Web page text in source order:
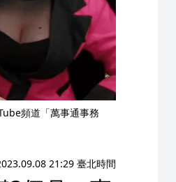
頻道「萬事通事務
21:29 臺北時間